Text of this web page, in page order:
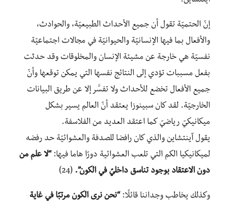
إنّ الحتميّة تقول أن جميع الأحداث الطبيعيّة، والحوادث،
والأفعال بما فيها الإنسانيّة والحيوانيّة في مجالات اجتماعيّة
نفسيّة هي خارجة عن مشيئة الإنسان والمخلوقات وقد حدثت
بفعل مسببات تؤدي إلى النتائج نفسها التي يمكن توقعها وأنّ
جميع الأفعال تخضع للأحداث ولا تفسَّر إلا عن طريق البيانات
الخارجيّة. لقد كان سبينوزا يعتقد أنّ العالم يسير بشكل
ميكانيكيّ رياضيّ كما اعتقد العديد من الفلاسفة.
يقول آينتشاين والذي كان رافضا للصدفة والعشوائيّة حد رفضه
لميكانيكيا الكم التي تلعب العشوائية دورًا هاما فيها: “لا علم من
دون الاعتقاد بوجود تناسق داخليّ في الكون”. (24)
وكذلك يخاطب وجداننا قائلًا: “نحن نرى الكون مرتبًا في غاية